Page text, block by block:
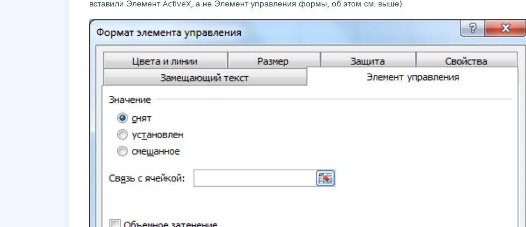
вставили Элемент ActiveX, а не Элемент управления формы, об этом см. выше).